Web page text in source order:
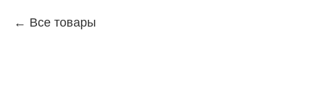
Все товары